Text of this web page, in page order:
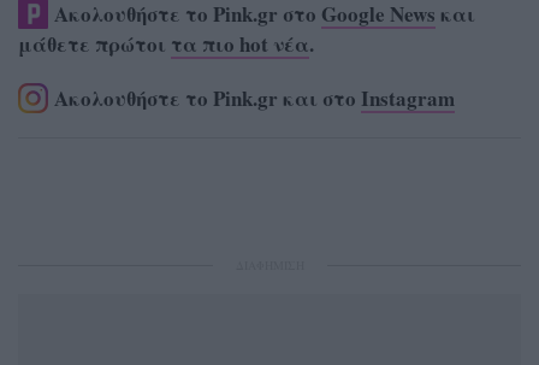
Ακολουθήστε το Pink.gr στο Google News και
μάθετε πρώτοι τα πιο hot νέα.
Ακολουθήστε το Pink.gr και στο Instagram